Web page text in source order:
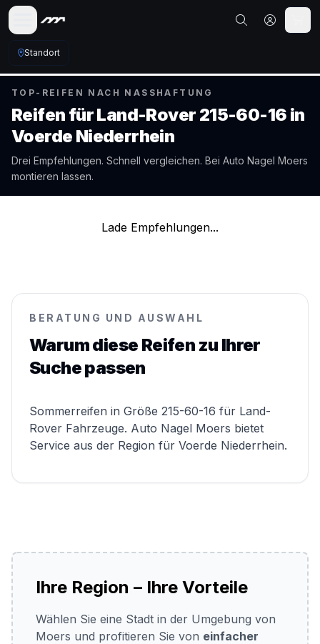
Standort
TOP-REIFEN NACH NASSHAFTUNG
Reifen fürLand-Rover 215-60-16 in
Voerde Niederrhein
Drei Empfehlungen. Schnell vergleichen. Bei Auto Nagel Moers
montieren lassen.
Lade Empfehlungen...
BERATUNG UND AUSWAHL
Warum diese Reifen zu Ihrer
Suche passen
Sommerreifen in Größe 215-60-16 für Land-
Rover Fahrzeuge. Auto Nagel Moers bietet
Service aus der Region für Voerde Niederrhein.
Ihre Region – Ihre Vorteile
Wählen Sie eine Stadt in der Umgebung von
Moers und profitieren Sie von einfacher